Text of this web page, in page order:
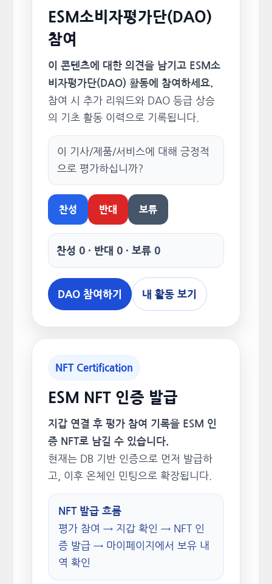
ESM소비자평가단(DAO)
참여
이 콘텐츠에 대한 의견을 남기고 ESM소
비자평가단(DAO) 활동에 참여하세요.
참여 시 추가 리워드와 DAO 등급 상승
의 기초 활동 이력으로 기록됩니다.
이 기사/제품/서비스에 대해 긍정적
으로 평가하십니까?
찬성 반대 보류
찬성 0 · 반대 0 · 보류 0
DAO 참여하기 내 활동 보기
NFT Certification
ESM NFT 인증 발급
지갑 연결 후 평가 참여 기록을 ESM 인
증 NFT로 남길 수 있습니다.
현재는 DB 기반 인증으로 먼저 발급하
고, 이후 온체인 민팅으로 확장됩니다.
NFT 발급 흐름
평가 참여 → 지갑 확인 → NFT 인
증 발급 → 마이페이지에서 보유 내
역 확인